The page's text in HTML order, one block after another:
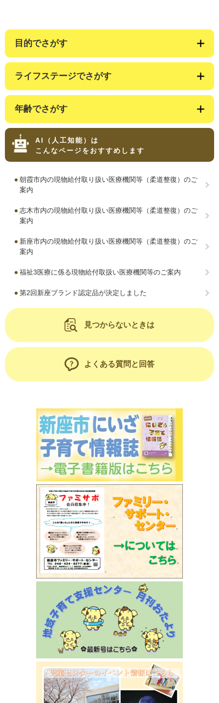
目的でさがす
ライフステージでさがす
年齢でさがす
AI（人工知能）は
こんなページをおすすめします
朝霞市内の現物給付取り扱い医療機関等（柔道整復）のご
案内
志木市内の現物給付取り扱い医療機関等（柔道整復）のご
案内
新座市内の現物給付取り扱い医療機関等（柔道整復）のご
案内
福祉3医療に係る現物給付取扱い医療機関等のご案内
第2回新座ブランド認定品が決定しました
見つからないときは
よくある質問と回答